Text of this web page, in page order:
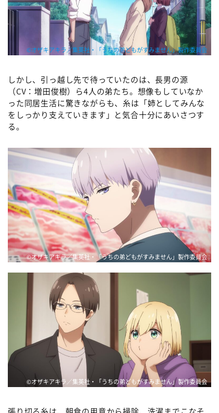
©オザキアキラ／集英社・「うちの弟どもがすみません」製作委員会
しかし、引っ越し先で待っていたのは、長男の源
（CV：増田俊樹）ら4人の弟たち。想像もしていなか
った同居生活に驚きながらも、糸は「姉としてみんな
をしっかり支えていきます」と気合十分にあいさつす
る。
©オザキアキラ／集英社・「うちの弟どもがすみません」製作委員会
©オザキアキラ／集英社・「うちの弟どもがすみません」製作委員会